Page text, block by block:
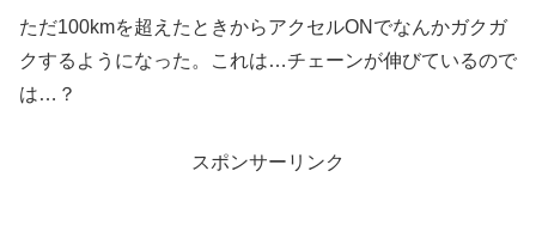
ただ100kmを超えたときからアクセルONでなんかガクガ
クするようになった。これは…チェーンが伸びているので
は…？
スポンサーリンク